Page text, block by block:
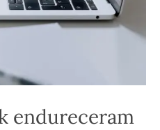
endureceram